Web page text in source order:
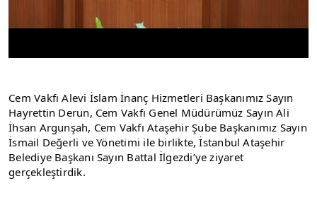
Cem Vakfı Alevi İslam İnanç Hizmetleri Başkanımız Sayın
Hayrettin Derun, Cem Vakfı Genel Müdürümüz Sayın Ali
İhsan Argunşah, Cem Vakfı Ataşehir Şube Başkanımız Sayın
İsmail Değerli ve Yönetimi ile birlikte, İstanbul Ataşehir
Belediye Başkanı Sayın Battal İlgezdi’ye ziyaret
gerçekleştirdik.